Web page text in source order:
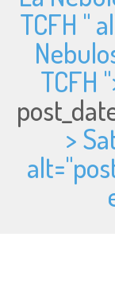
TCFH "
TCFH
>
alt="